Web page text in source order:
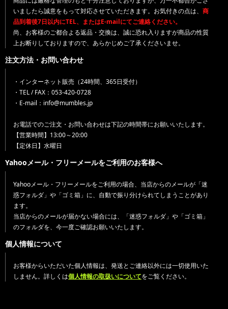
いましたら誠意をもって対応させていただきます。お気付きの点は、 商
品到着後7日以内にTEL、またはE-mailにてご連絡ください。
尚、お客様のご都合よる返品・交換は、誠に恐れ入りますが商品の性質
上お断りしておりますので、あらかじめご了承くださいませ。
注文方法・お問い合わせ
・インターネット販売（24時間、365日受付）
・TEL / FAX：053-420-0728
・E-mail：info@mumbles.jp
お電話でのご注文・お問い合わせは下記の時間帯にお願いいたします。
【営業時間】13:00～20:00
【定休日】水曜日
Yahooメール・フリーメールをご利用のお客様へ
Yahooメール・フリーメールをご利用の場合、当店からのメールが「迷
惑フォルダ」や「ゴミ箱」に、自動で振り分けられてしまうことがあり
ます。
当店からのメールが届かない場合には、「迷惑フォルダ」や「ゴミ箱」
のフォルダを、今一度ご確認お願いいたします。
個人情報について
お客様からいただいた個人情報は、発送とご連絡以外には一切使用いた
しません。詳しくは個人情報の取扱いについてをご覧ください。